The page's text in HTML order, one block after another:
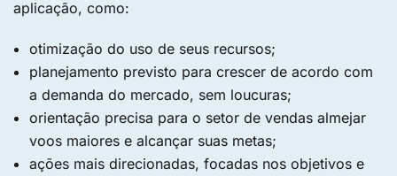
aplicação, como:
otimização do uso de seus recursos;
planejamento previsto para crescer de acordo com
a demanda do mercado, sem loucuras;
orientação precisa para o setor de vendas almejar
voos maiores e alcançar suas metas;
ações mais direcionadas, focadas nos objetivos e